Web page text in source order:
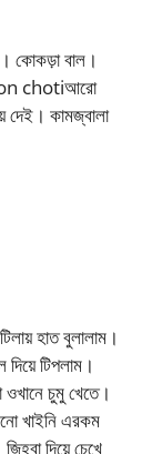
কোকড়া বাল।
bon chotiআরো
দেই। কামজ্বালা
হাত বুলালাম।
টিপলাম।
চুমু খেতে।
খাইনি এরকম
দিয়ে চেখে